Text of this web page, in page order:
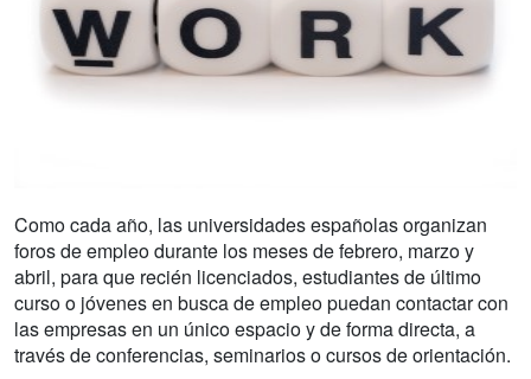
Como cada año, las universidades españolas organizan
foros de empleo durante los meses de febrero, marzo y
abril, para que recién licenciados, estudiantes de último
curso o jóvenes en busca de empleo puedan contactar con
las empresas en un único espacio y de forma directa, a
través de conferencias, seminarios o cursos de orientación.